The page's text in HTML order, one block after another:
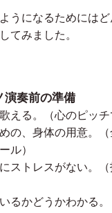
うになるためには
てみました。
奏前の準備
える。（心のピッチ
の、身体の用意。（
ル）
ストレスがない。（
るかどうかわかる